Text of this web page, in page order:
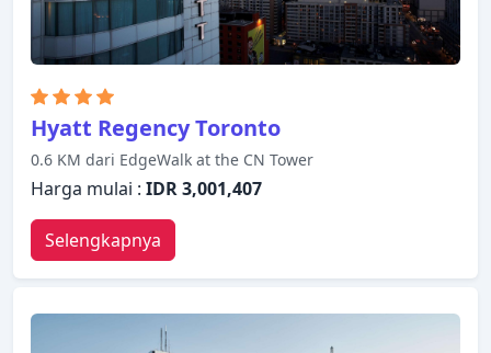
Hyatt Regency Toronto
0.6 KM dari EdgeWalk at the CN Tower
Harga mulai : IDR 3,001,407
Selengkapnya